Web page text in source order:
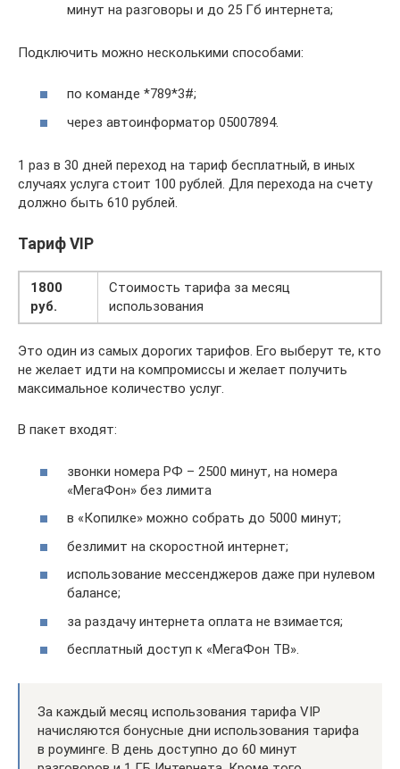
минут на разговоры и до 25 Гб интернета;
Подключить можно несколькими способами:
по команде *789*3#;
через автоинформатор 05007894.
1 раз в 30 дней переход на тариф бесплатный, в иных
случаях услуга стоит 100 рублей. Для перехода на счету
должно быть 610 рублей.
Тариф VIP
1800
руб.
Стоимость тарифа за месяц
использования
Это один из самых дорогих тарифов. Его выберут те, кто
не желает идти на компромиссы и желает получить
максимальное количество услуг.
В пакет входят:
звонки номера РФ – 2500 минут, на номера
«МегаФон» без лимита
в «Копилке» можно собрать до 5000 минут;
безлимит на скоростной интернет;
использование мессенджеров даже при нулевом
балансе;
за раздачу интернета оплата не взимается;
бесплатный доступ к «МегаФон ТВ».
За каждый месяц использования тарифа VIP
начисляются бонусные дни использования тарифа
в роуминге. В день доступно до 60 минут